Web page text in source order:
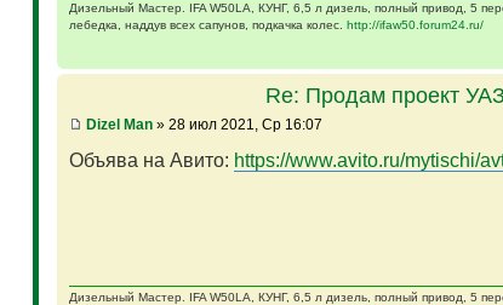
Дизельный Мастер. IFA W50LA, КУНГ, 6,5 л дизель, полный привод, 5
лебедка, наддув всех сапунов, подкачка колес. http://ifaw50.forum24.ru/
Re: Продам проект
Dizel Man» 28 июл 2021, Ср 16:07
Объява на Авито: https://www.avito.ru/mytischi/
Дизельный Мастер. IFA W50LA, КУНГ, 6,5 л дизель, полный привод, 5